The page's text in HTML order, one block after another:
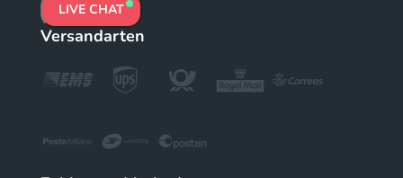
LIVE CHAT
Versandarten